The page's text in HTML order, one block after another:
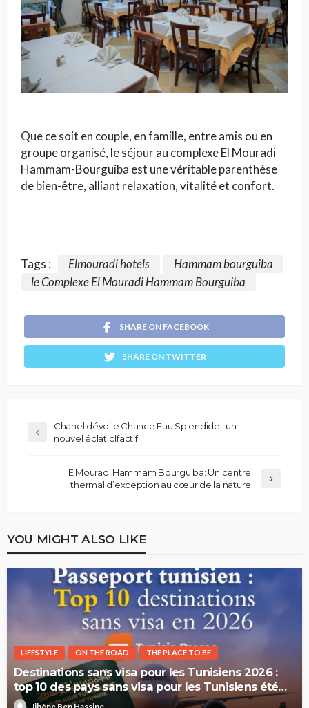
Que ce soit en couple, en famille, entre amis ou en
groupe organisé, le séjour au complexe El Mouradi
Hammam-Bourguiba est une véritable parenthèse
de bien-être, alliant relaxation, vitalité et confort.
Tags : Elmouradi hotels
Hammam bourguiba
le Complexe El Mouradi Hammam Bourguiba
SHARE ON FACEBOOK
SHARE ON TWITTER
Chanel dévoile Chance Eau Splendide : un
nouvel éclat olfactif
ElMouradi Hammam Bourguiba: Un centre
thermal d’exception au cœur de la nature
YOU MIGHT ALSO LIKE
LIFESTYLE ON THE ROAD THE PLACE TO BE
Destinations sans visa pour les Tunisiens 2026 :
top 10 des pays sans visa pour les Tunisiens été
2026